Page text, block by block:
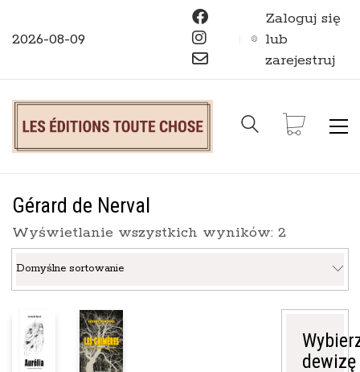
2026-08-09
Zaloguj się
lub
zarejestruj
Gérard de Nerval
Wyświetlanie wszystkich wyników: 2
Domyślne sortowanie
dewizę